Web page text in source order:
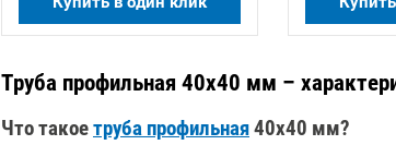
Труба профильная 40х40 мм –
Что такоетруба профильная40х40 мм?